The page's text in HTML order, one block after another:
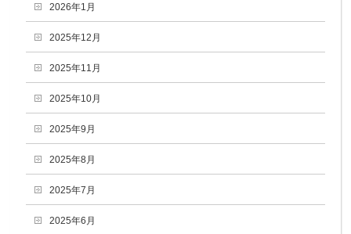
2026年1月
2025年12月
2025年11月
2025年10月
2025年9月
2025年8月
2025年7月
2025年6月